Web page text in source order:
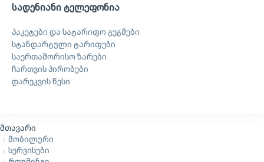
სადენიანი ტელეფონია
პაკეტები და სატარიფო გეგმები
სტანდარტული ტარიფები
საერთაშორისო ზარები
ჩართვის პირობები
დარეკვის წესი
მთავარი
მობილური
სერვისები